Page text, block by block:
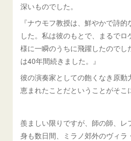
深いものでした。
『ナウモフ教授は、鮮やかで詩
した。私は彼のもとで、まるで
様に一瞬のうちに飛躍したので
は40年間続きました。』
彼の演奏家としての飽くなき原動
恵まれたことだということがそこ
羨ましい限りですが、師の師、レ
身も数日間、ミラノ郊外のヴィラ